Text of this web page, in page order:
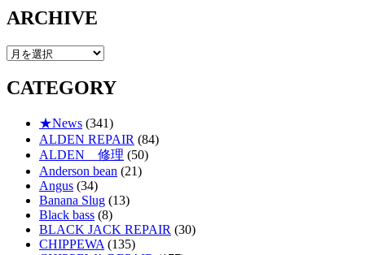
ARCHIVE
ARCHIVE
CATEGORY
★News (341)
ALDEN REPAIR (84)
ALDEN 修理 (50)
Anderson bean (21)
Angus (34)
Banana Slug (13)
Black bass (8)
BLACK JACK REPAIR (30)
CHIPPEWA (135)